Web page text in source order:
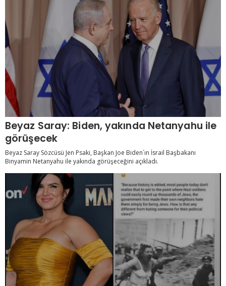
Beyaz Saray: Biden, yakında Netanyahu ile
görüşecek
Beyaz Saray Sözcüsü Jen Psaki, Başkan Joe Biden´ın İsrail Başbakanı
Binyamin Netanyahu ile yakında görüşeceğini açıkladı.